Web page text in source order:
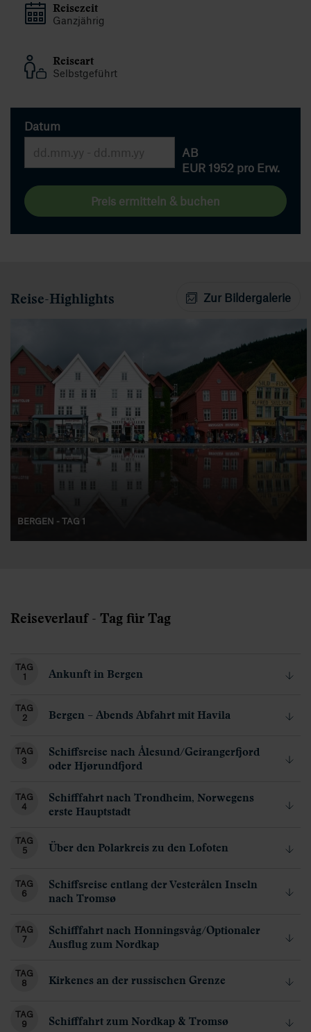
Reisezeit
Ganzjährig
Reiseart
Selbstgeführt
Datum
AB
EUR 1952 pro Erw.
Preis ermitteln & buchen
Zur Bildergalerie
Reise-Highlights
BERGEN - TAG 1
Reiseverlauf - Tag für Tag
TAG
1
Ankunft in Bergen
TAG
2
Bergen – Abends Abfahrt mit Havila
TAG
3
Schiffsreise nach Ålesund/Geirangerfjord
oder Hjørundfjord
TAG
4
Schifffahrt nach Trondheim, Norwegens
erste Hauptstadt
TAG
5
Über den Polarkreis zu den Lofoten
TAG
6
Schiffsreise entlang der Vesterålen Inseln
nach Tromsø
TAG
7
Schifffahrt nach Honningsvåg/Optionaler
Ausflug zum Nordkap
TAG
8
Kirkenes an der russischen Grenze
TAG
9
Schifffahrt zum Nordkap & Tromsø